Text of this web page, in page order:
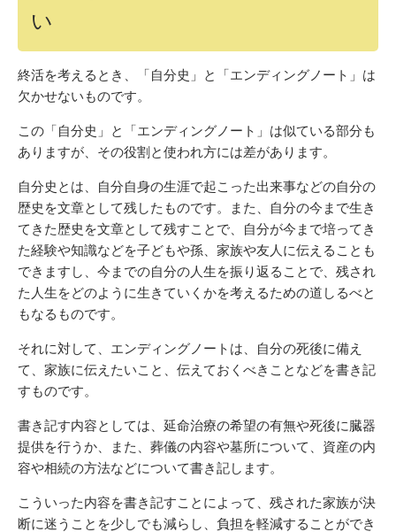
い
終活を考えるとき、「自分史」と「エンディングノート」は
欠かせないものです。
この「自分史」と「エンディングノート」は似ている部分も
ありますが、その役割と使われ方には差があります。
自分史とは、自分自身の生涯で起こった出来事などの自分の
歴史を文章として残したものです。また、自分の今まで生き
てきた歴史を文章として残すことで、自分が今まで培ってき
た経験や知識などを子どもや孫、家族や友人に伝えることも
できますし、今までの自分の人生を振り返ることで、残され
た人生をどのように生きていくかを考えるための道しるべと
もなるものです。
それに対して、エンディングノートは、自分の死後に備え
て、家族に伝えたいこと、伝えておくべきことなどを書き記
すものです。
書き記す内容としては、延命治療の希望の有無や死後に臓器
提供を行うか、また、葬儀の内容や墓所について、資産の内
容や相続の方法などについて書き記します。
こういった内容を書き記すことによって、残された家族が決
断に迷うことを少しでも減らし、負担を軽減することができ